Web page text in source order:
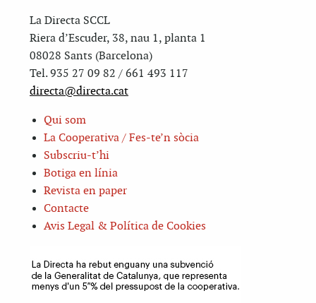
La Directa SCCL
Riera d’Escuder, 38, nau 1, planta 1
08028 Sants (Barcelona)
Tel. 935 27 09 82 / 661 493 117
directa@directa.cat
Qui som
La Cooperativa / Fes-te’n sòcia
Subscriu-t’hi
Botiga en línia
Revista en paper
Contacte
Avis Legal & Política de Cookies